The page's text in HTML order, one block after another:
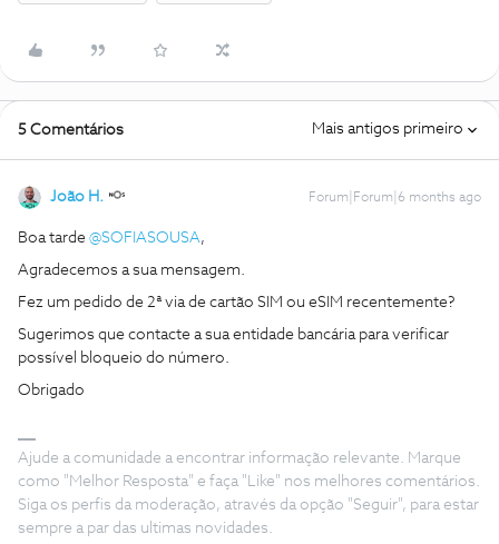
5 Comentários Mais antigos primeiro
João H. Forum|Forum|6 months ago
Boa tarde ​ @SOFIASOUSA,
Agradecemos a sua mensagem.
Fez um pedido de 2ª via de cartão SIM ou eSIM recentemente?
Sugerimos que contacte a sua entidade bancária para verificar
possível bloqueio do número.
Obrigado
Ajude a comunidade a encontrar informação relevante. Marque
como "Melhor Resposta" e faça "Like" nos melhores comentários.
Siga os perfis da moderação, através da opção "Seguir", para estar
sempre a par das ultimas novidades.